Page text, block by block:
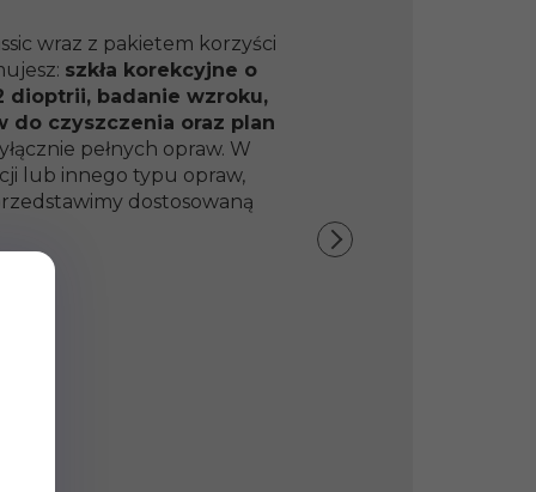
wraz z pakietem korzyści
szkła korekcyjne o
dioptrii, badanie wzroku,
do czyszczenia oraz plan
pełnych opraw. W
lub innego typu opraw,
dostosowaną